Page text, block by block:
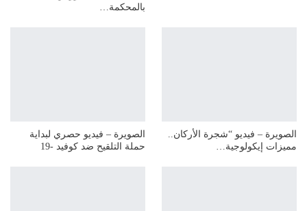
بالمحكمة…
الصويرة – فيديو “شجرة الأركان..
مميزات إيكولوجية…
الصويرة – فيديو حصري لبداية
حملة التلقيح ضد كوفيد -19